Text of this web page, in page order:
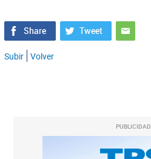
Subir Volver
PUBLICIDAD